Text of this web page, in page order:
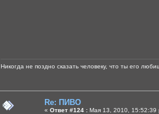
Никогда не поздно сказать человеку, что ты его
Re: ПИВО
« Ответ #124 : Мая 13, 2010, 15:52:39